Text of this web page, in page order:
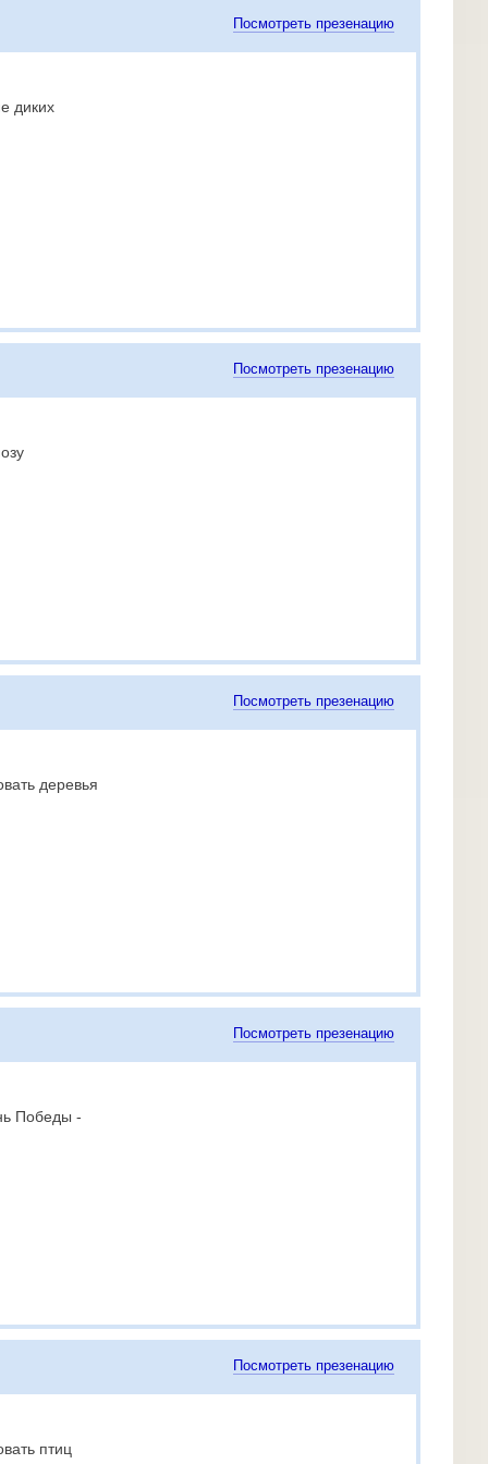
Посмотреть презенацию
диких
Посмотреть презенацию
Посмотреть презенацию
деревья
Посмотреть презенацию
Победы -
Посмотреть презенацию
птиц